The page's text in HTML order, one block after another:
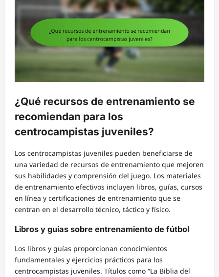
¿Qué recursos de entrenamiento se
recomiendan para los
centrocampistas juveniles?
Los centrocampistas juveniles pueden beneficiarse de
una variedad de recursos de entrenamiento que mejoren
sus habilidades y comprensión del juego. Los materiales
de entrenamiento efectivos incluyen libros, guías, cursos
en línea y certificaciones de entrenamiento que se
centran en el desarrollo técnico, táctico y físico.
Libros y guías sobre entrenamiento de fútbol
Los libros y guías proporcionan conocimientos
fundamentales y ejercicios prácticos para los
centrocampistas juveniles. Títulos como “La Biblia del